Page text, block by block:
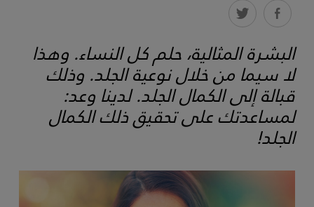
البشرة المثالية، حلم كل النساء. وهذا
لا سيما من خلال نوعية الجلد. وذلك
قبالة إلى الكمال الجلد. لدينا وعد:
لمساعدتك على تحقيق ذلك الكمال
الجلد!